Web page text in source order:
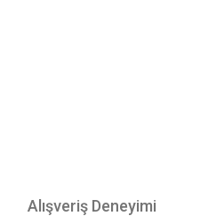
Alışveriş Deneyimi